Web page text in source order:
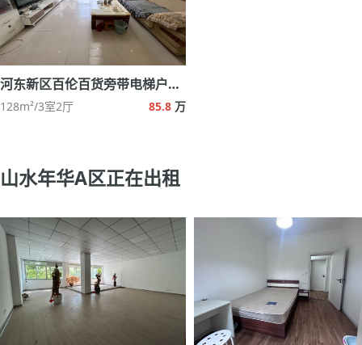
河东新区百伦百货旁带电梯户型好
128m²/3室2厅 85.8 万
山水年华A区正在出租